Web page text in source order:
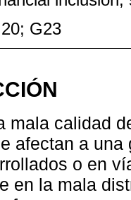
G23
mala calidad
afectan a
o en
en la mala